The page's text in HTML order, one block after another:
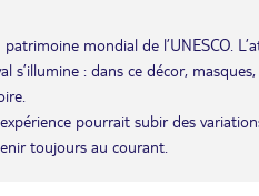
mondial de l’UNESCO.
: dans ce décor,
pourrait subir des
toujours au courant.